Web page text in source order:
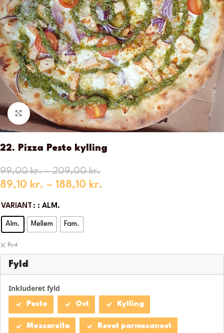
Klik for at forstørre
22. Pizza Pesto kylling
99,00kr. – 209,00kr.
89,10 kr. – 188,10 kr.
VARIANT : ALM.
Alm. Mellem Fam.
Ryd